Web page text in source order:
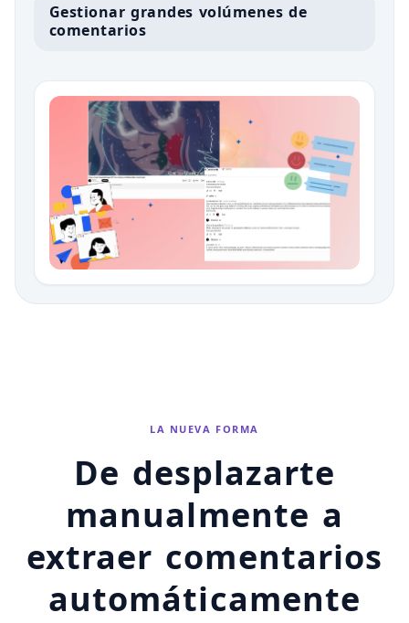
Gestionar grandes volúmenes de
comentarios
LA NUEVA FORMA
De desplazarte
manualmente a
extraer comentarios
automáticamente